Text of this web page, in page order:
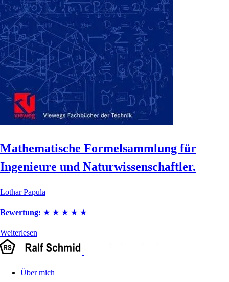
Mathematische Formelsammlung für
Ingenieure und Naturwissenschaftler.
Lothar Papula
Bewertung: ★ ★ ★ ★ ★
Weiterlesen
Über mich